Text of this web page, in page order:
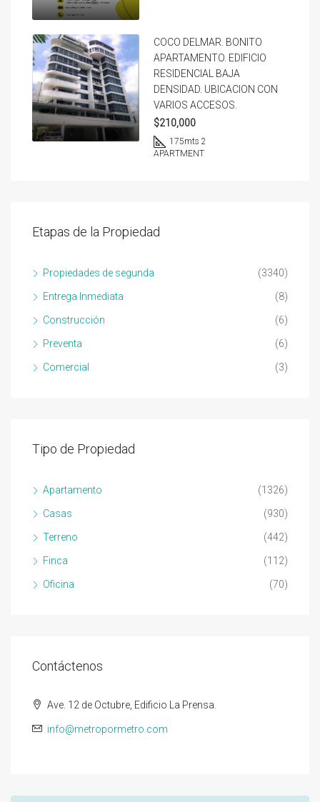
COCO DELMAR. BONITO
APARTAMENTO. EDIFICIO
RESIDENCIAL BAJA
DENSIDAD. UBICACION CON
VARIOS ACCESOS.
$210,000
175mts 2
APARTMENT
Etapas de la Propiedad
Propiedades de segunda (3340)
Entrega Inmediata (8)
Construcción (6)
Preventa (6)
Comercial (3)
Tipo de Propiedad
Apartamento (1326)
Casas (930)
Terreno (442)
Finca (112)
Oficina (70)
Contáctenos
Ave. 12 de Octubre, Edificio La Prensa.
info@metropormetro.com